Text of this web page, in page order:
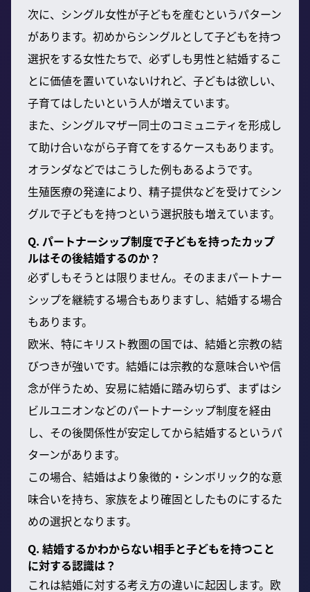
次に、シングル女性が子どもを産むというパターン
があります。初めからシングルとして子どもを持つ
選択をする女性たちで、必ずしも男性と結婚するこ
とに価値を置いていないけれど、子どもは欲しい、
子育てはしたいという人が増えています。
また、シングルマザー同士のコミュニティを形成し
て助け合いながら子育てをするケースもあります。
オランダなどではこうした例もあるようです。
生殖医療の発達により、精子提供などを受けてシン
グルで子どもを持つという選択肢も増えています。
Q. パートナーシップ制度で子どもを持ったカップ
ルはその後結婚するのか？
必ずしもそうとは限りません。そのままパートナー
シップを継続する場合もありますし、結婚する場合
もあります。
欧米、特にキリスト教圏の国では、結婚と宗教の結
びつきが強いです。結婚には宗教的な意味合いや信
念が伴うため、安易に結婚に踏み切らず、まずはシ
ビルユニオンなどのパートナーシップ制度を経由
し、その後関係性が安定してから結婚するというパ
ターンがあります。
この場合、結婚はより象徴的・シンボリック的な意
味合いを持ち、家族をより確固としたものにするた
めの選択となります。
Q. 結婚するかわからない相手と子どもを持つこと
に対する認識は？
これは結婚に対する考え方の違いに起因します。欧